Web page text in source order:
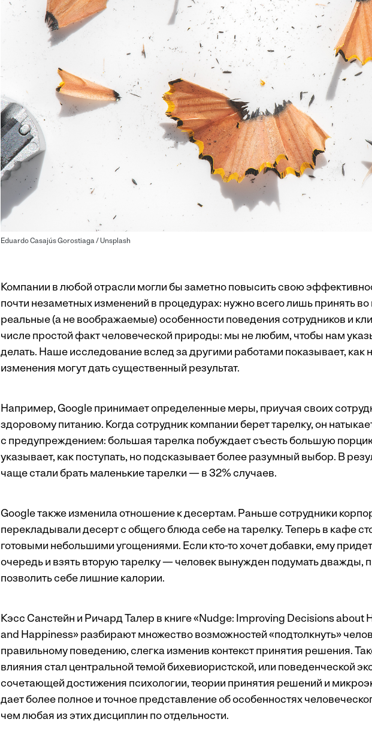
Eduardo Casajús Gorostiaga / Unsplash
Компании в любой отрасли могли бы заметно повысить свою
почти незаметных изменений в процедурах: нужно всего лишь принять
реальные (а не воображаемые) особенности поведения сотрудников и
числе простой факт человеческой природы: мы не любим, чтобы нам
делать. Наше исследование вслед за другими работами показывает, как
изменения могут дать существенный результат.
Например, Google принимает определенные меры, приучая своих
здоровому питанию. Когда сотрудник компании берет тарелку, он
с предупреждением: большая тарелка побуждает съесть большую
указывает, как поступать, но подсказывает более разумный выбор. В
чаще стали брать маленькие тарелки — в 32% случаев.
Google также изменила отношение к десертам. Раньше сотрудники
перекладывали десерт с общего блюда себе на тарелку. Теперь в кафе
готовыми небольшими угощениями. Если кто-то хочет добавки, ему
очередь и взять вторую тарелку — человек вынужден подумать дважды,
позволить себе лишние калории.
Кэсс Санстейн и Ричард Талер в книге «Nudge: Improving Decisions about
and Happiness» разбирают множество возможностей «подтолкнуть»
правильному поведению, слегка изменив контекст принятия решения.
влияния стал центральной темой бихевиористской, или поведенческой
сочетающей достижения психологии, теории принятия решений и
дает более полное и точное представление об особенностях
чем любая из этих дисциплин по отдельности.